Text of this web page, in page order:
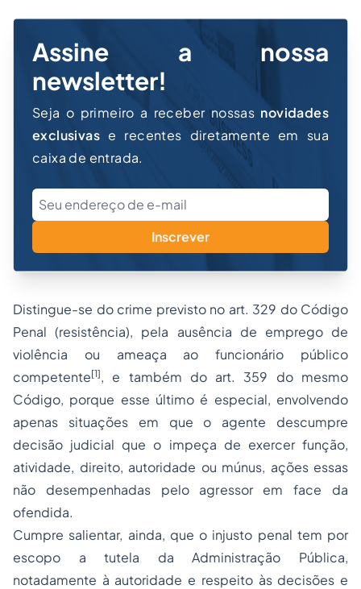
Assine a nossa
newsletter!
Seja o primeiro a receber nossas novidades
exclusivas e recentes diretamente em sua
caixa de entrada.
Inscrever
Distingue-se do crime previsto no art. 329 do Código
Penal (resistência), pela ausência de emprego de
violência ou ameaça ao funcionário público
competente[1], e também do art. 359 do mesmo
Código, porque esse último é especial, envolvendo
apenas situações em que o agente descumpre
decisão judicial que o impeça de exercer função,
atividade, direito, autoridade ou múnus, ações essas
não desempenhadas pelo agressor em face da
ofendida.
Cumpre salientar, ainda, que o injusto penal tem por
escopo a tutela da Administração Pública,
notadamente à autoridade e respeito às decisões e